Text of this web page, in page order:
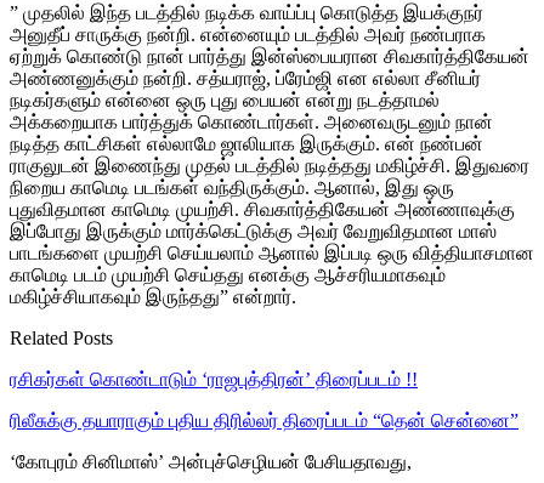
” முதலில் இந்த படத்தில் நடிக்க வாய்ப்பு கொடுத்த இயக்குநர்
அனுதீப் சாருக்கு நன்றி. என்னையும் படத்தில் அவர் நண்பராக
ஏற்றுக் கொண்டு நான் பார்த்து இன்ஸ்பையரான சிவகார்த்திகேயன்
அண்ணனுக்கும் நன்றி. சத்யராஜ், ப்ரேம்ஜி என எல்லா சீனியர்
நடிகர்களும் என்னை ஒரு புது பையன் என்று நடத்தாமல்
அக்கறையாக பார்த்துக் கொண்டார்கள். அனைவருடனும் நான்
நடித்த காட்சிகள் எல்லாமே ஜாலியாக இருக்கும். என் நண்பன்
ராகுலுடன் இணைந்து முதல் படத்தில் நடித்தது மகிழ்ச்சி. இதுவரை
நிறைய காமெடி படங்கள் வந்திருக்கும். ஆனால், இது ஒரு
புதுவிதமான காமெடி முயற்சி. சிவகார்த்திகேயன் அண்ணாவுக்கு
இப்போது இருக்கும் மார்க்கெட்டுக்கு அவர் வேறுவிதமான மாஸ்
பாடங்களை முயற்சி செய்யலாம் ஆனால் இப்படி ஒரு வித்தியாசமான
காமெடி படம் முயற்சி செய்தது எனக்கு ஆச்சரியமாகவும்
மகிழ்ச்சியாகவும் இருந்தது” என்றார்.
Related Posts
ரசிகர்கள் கொண்டாடும் ‘ராஜபுத்திரன்’ திரைப்படம் !!
ரிலீசுக்கு தயாராகும் புதிய திரில்லர் திரைப்படம் “தென் சென்னை”
‘கோபுரம் சினிமாஸ்’ அன்புச்செழியன் பேசியதாவது,